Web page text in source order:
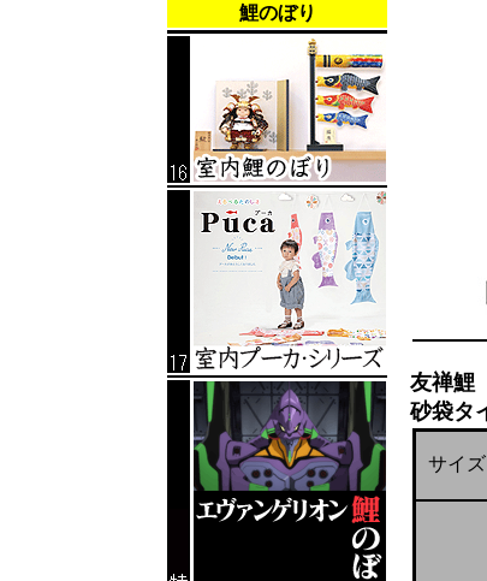
鯉のぼり
友禅鯉
砂袋タ
サイズ